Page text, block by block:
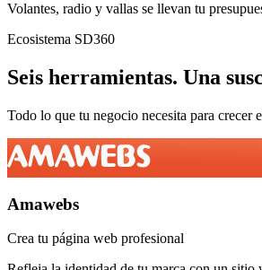
Volantes, radio y vallas se llevan tu
Ecosistema SD360
Seis herramientas. Una
Todo lo que tu negocio necesita para crecer
Amawebs
Crea tu página web profesional